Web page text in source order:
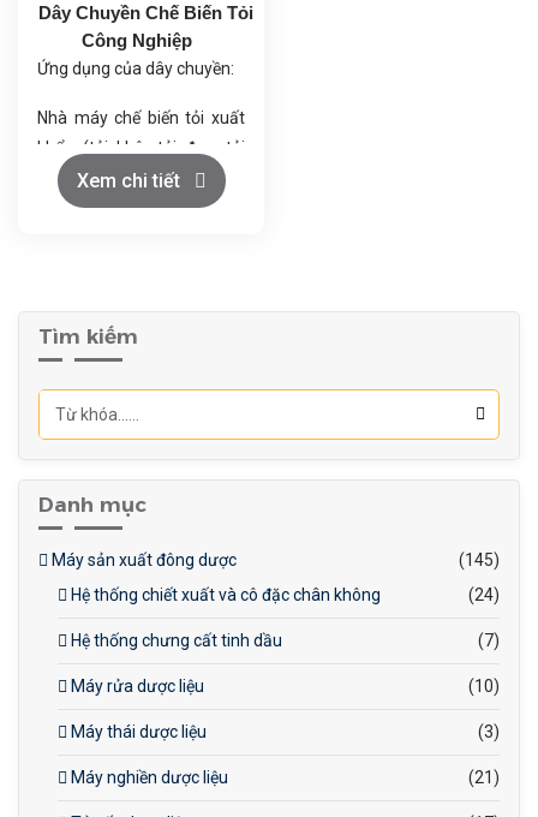
Dây Chuyền Chế Biến Tỏi
Công Nghiệp
Ứng dụng của dây chuyền:
Nhà máy chế biến tỏi xuất
khẩu (tỏi khô, tỏi đen, tỏi
bột).
Công nghiệp dược
phẩm (chiết xuất tinh dầu
tỏi).
Xem chi tiết
Tìm kiếm
Danh mục
Máy sản xuất đông dược
(145)
Hệ thống chiết xuất và cô đặc chân không
(24)
Hệ thống chưng cất tinh dầu (7)
Máy rửa dược liệu (10)
Máy thái dược liệu (3)
Máy nghiền dược liệu (21)